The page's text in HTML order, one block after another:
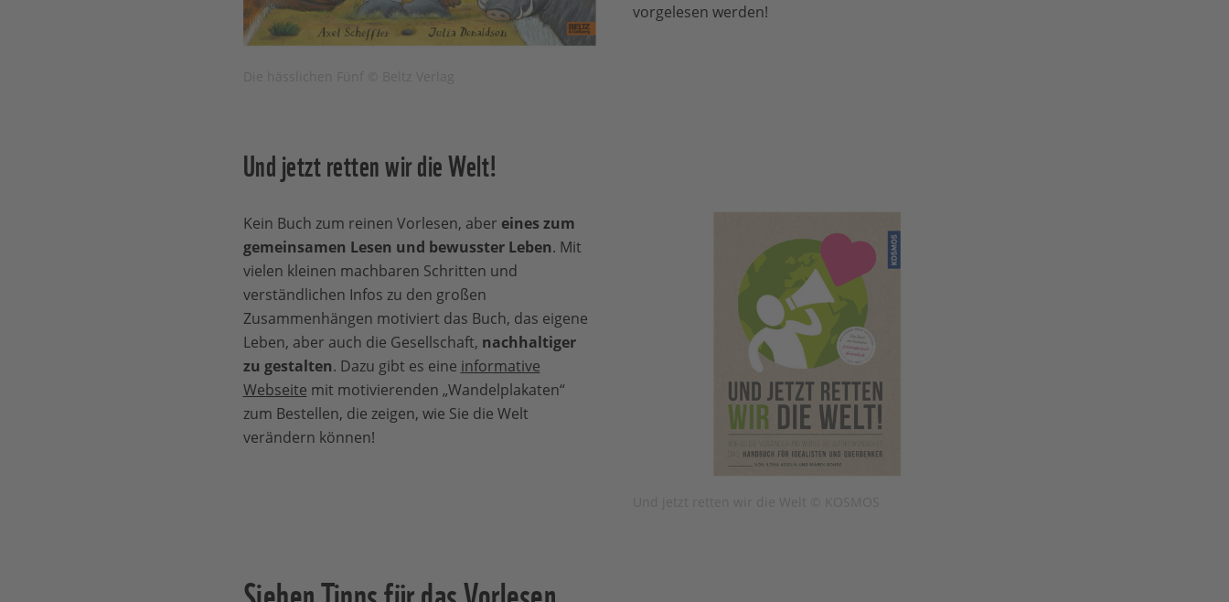
vorgelesen werden!
Und jetzt retten wir die Welt!
Kein Buch zum reinen Vorlesen, aber eines zum
gemeinsamen Lesen und bewusster Leben. Mit
vielen kleinen machbaren Schritten und
verständlichen Infos zu den großen
Zusammenhängen motiviert das Buch, das eigene
Leben, aber auch die Gesellschaft, nachhaltiger
zu gestalten. Dazu gibt es eine informative
Webseite mit motivierenden „Wandelplakaten“
zum Bestellen, die zeigen, wie Sie die Welt
verändern können!